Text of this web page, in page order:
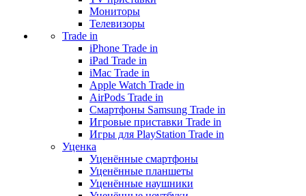
Мониторы
Телевизоры
Trade in
iPhone Trade in
iPad Trade in
iMac Trade in
Apple Watch Trade in
AirPods Trade in
Смартфоны Samsung Trade in
Игровые приставки Trade in
Игры для PlayStation Trade in
Уценка
Уценённые смартфоны
Уценённые планшеты
Уценённые наушники